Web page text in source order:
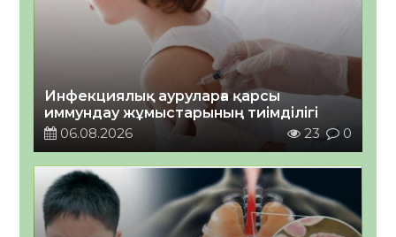
Инфекциялық ауруларға қарсы
иммундау жұмыстарының тиімділігі
06.08.2026
23 0